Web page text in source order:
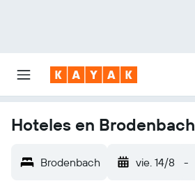
Hoteles en Brodenbach
Brodenbach vie. 14/8 -